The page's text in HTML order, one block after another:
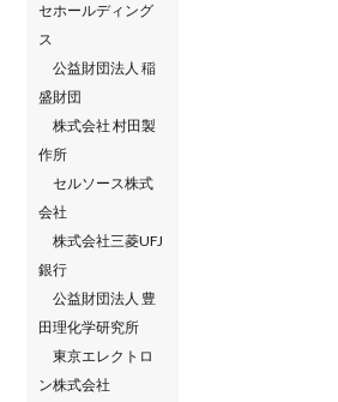
セホールディング
ス
公益財団法人 稲
盛財団
株式会社 村田製
作所
セルソース株式
会社
株式会社三菱UFJ
銀行
公益財団法人 豊
田理化学研究所
東京エレクトロ
ン株式会社